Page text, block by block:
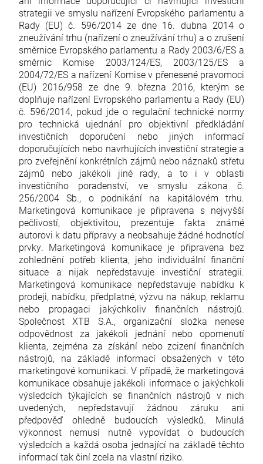
strategii ve smyslu nařízení Evropského parlamentu a
Rady (EU) č. 596/2014 ze dne 16. dubna 2014 o
zneužívání trhu (nařízení o zneužívání trhu) a o zrušení
směrnice Evropského parlamentu a Rady 2003/6/ES a
směrnic Komise 2003/124/ES, 2003/125/ES a
2004/72/ES a nařízení Komise v přenesené pravomoci
(EU) 2016/958 ze dne 9. března 2016, kterým se
doplňuje nařízení Evropského parlamentu a Rady (EU)
č. 596/2014, pokud jde o regulační technické normy
pro technická ujednání pro objektivní předkládání
investičních doporučení nebo jiných informací
doporučujících nebo navrhujících investiční strategie a
pro zveřejnění konkrétních zájmů nebo náznaků střetu
zájmů nebo jakékoli jiné rady, a to i v oblasti
investičního poradenství, ve smyslu zákona č.
256/2004 Sb., o podnikání na kapitálovém trhu.
Marketingová komunikace je připravena s nejvyšší
pečlivostí, objektivitou, prezentuje fakta známé
autorovi k datu přípravy a neobsahuje žádné hodnotící
prvky. Marketingová komunikace je připravena bez
zohlednění potřeb klienta, jeho individuální finanční
situace a nijak nepředstavuje investiční strategii.
Marketingová komunikace nepředstavuje nabídku k
prodeji, nabídku, předplatné, výzvu na nákup, reklamu
nebo propagaci jakýchkoliv finančních nástrojů.
Společnost XTB S.A., organizační složka nenese
odpovědnost za jakékoli jednání nebo opomenutí
klienta, zejména za získání nebo zcizení finančních
nástrojů, na základě informací obsažených v této
marketingové komunikaci. V případě, že marketingová
komunikace obsahuje jakékoli informace o jakýchkoli
výsledcích týkajících se finančních nástrojů v nich
uvedených, nepředstavují žádnou záruku ani
předpověď ohledně budoucích výsledků. Minulá
výkonnost nemusí nutně vypovídat o budoucích
výsledcích a každá osoba jednající na základě těchto
informací tak činí zcela na vlastní riziko.